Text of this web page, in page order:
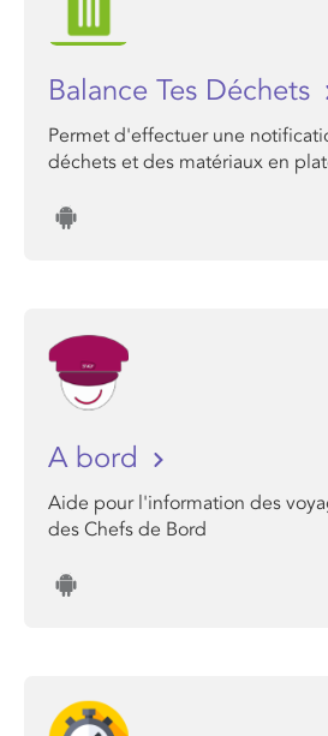
Balance Tes Déchets
Permet d'effectuer une
déchets et des matériaux en
A bord
Aide pour l'information des
des Chefs de Bord